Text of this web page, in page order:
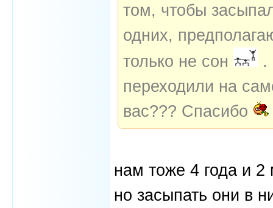
том, чтобы
одних,
только не сон
.
переходили на
вас??? Спасибо
нам тоже 4 года и 2
но засыпать они в